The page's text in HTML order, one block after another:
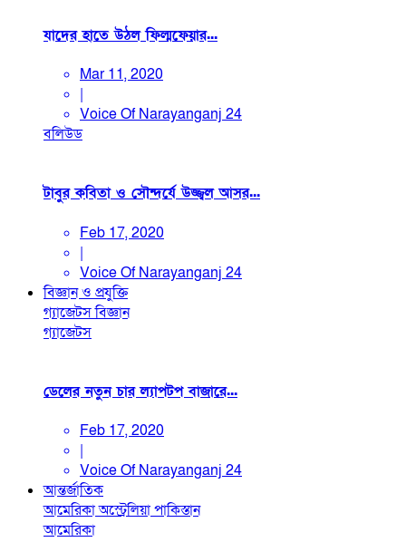
যাদের হাতে উঠল ফিল্মফেয়ার...
Mar 11, 2020
|
Voice Of Narayanganj 24
বলিউড
টাবুর কবিতা ও সৌন্দর্যে উজ্জ্বল আসর...
Feb 17, 2020
|
Voice Of Narayanganj 24
বিজ্ঞান ও প্রযুক্তি
গ্যাজেটসবিজ্ঞান
গ্যাজেটস
ডেলের নতুন চার ল্যাপটপ বাজারে...
Feb 17, 2020
|
Voice Of Narayanganj 24
আন্তর্জাতিক
আমেরিকাঅস্ট্রেলিয়াপাকিস্তান
আমেরিকা